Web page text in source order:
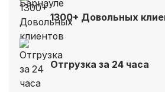
1300+ Довольных
Отгрузка за 24 часа